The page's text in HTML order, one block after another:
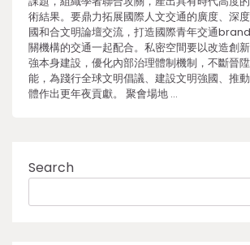
術結果。要鼎力拓展國際人文交通的廣度、深
國和合文明論壇交流，打造國際青年交通
關機構的交通一起配合。私密空間要以改造創
強本身建設，優化內部治理體制機制，不斷晉
能，為踐行全球文明倡議、建設文明強國、推
體作出更年夜貢獻。 聚會場地 …
Search